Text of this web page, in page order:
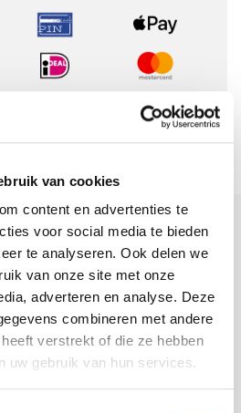
van cookies
content en advertenties te
voor social media te bieden
te analyseren. Ook delen we
van onze site met onze
adverteren en analyse. Deze
combineren met andere
verstrekt of die ze hebben
uw gebruik van hun services.
in huis
beoordelingen